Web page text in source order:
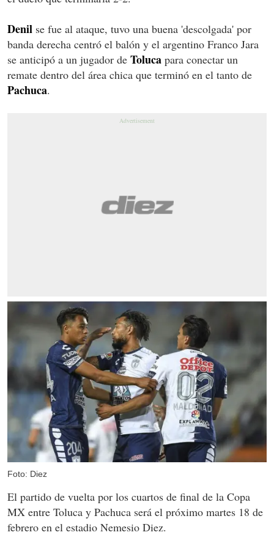
Denil se fue al ataque, tuvo una buena 'descolgada' por
banda derecha centró el balón y el argentino Franco Jara
se anticipó a un jugador de Toluca para conectar un
remate dentro del área chica que terminó en el tanto de
Pachuca.
Foto: Diez
El partido de vuelta por los cuartos de final de la Copa
MX entre Toluca y Pachuca será el próximo martes 18 de
febrero en el estadio Nemesio Diez.